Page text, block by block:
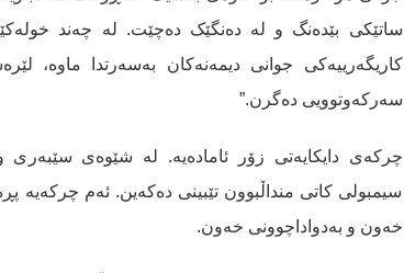
ساتێکی بێدەنگ و لە دەنگێک دەچێت. لە چەند
کاریگەرییەکی جوانی دیمەنەکان بەسەرتدا ماوە،
سەرکەوتوویی دەگرن.”
چرکەی دایکایەتی زۆر ئامادەیە. لە شێوەی
سیمبولی کاتی منداڵبوون تێبینی دەکەین. ئەم چرکەیە
خەون و بەدواداچوونی خەون.